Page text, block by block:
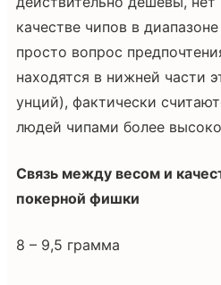
качестве чипов в
просто вопрос
находятся в нижней части
унций), фактически
людей чипами более
Связь между весом и
покерной фишки
8 – 9,5 грамма